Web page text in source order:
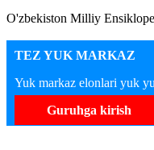
O'zbekiston Milliy
TEZ YUK MARKAZ
Yuk markaz elonlari yuk
Guruhga kirish